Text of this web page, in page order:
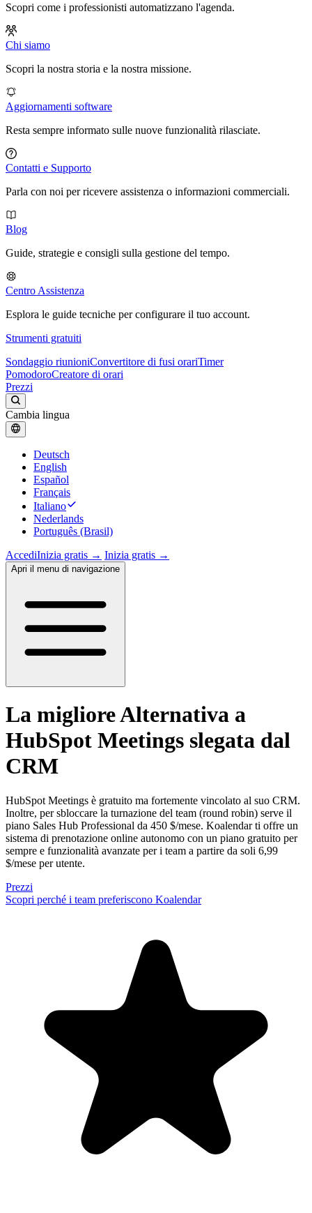
Scopri come i professionisti automatizzano l'agenda.
Chi siamo
Scopri la nostra storia e la nostra missione.
Aggiornamenti software
Resta sempre informato sulle nuove funzionalità rilasciate.
Contatti e Supporto
Parla con noi per ricevere assistenza o informazioni commerciali.
Blog
Guide, strategie e consigli sulla gestione del tempo.
Centro Assistenza
Esplora le guide tecniche per configurare il tuo account.
Strumenti gratuiti
Sondaggio riunioniConvertitore di fusi orariTimer
PomodoroCreatore di orari
Prezzi
Cambia lingua
Deutsch
English
Español
Français
Italiano
Nederlands
Português (Brasil)
AccediInizia gratis → Inizia gratis →
Apri il menu di navigazione
La miglioreAlternativa a
HubSpot Meetings slegata dal
CRM
HubSpot Meetings è gratuito ma fortemente vincolato al suo CRM.
Inoltre, per sbloccare la turnazione del team (round robin) serve il
piano Sales Hub Professional da 450 $/mese. Koalendar ti offre un
sistema di prenotazione online autonomo con un piano gratuito per
sempre e funzionalità avanzate per i team a partire da soli 6,99
$/mese per utente.
Prezzi
Scopri perché i team preferiscono Koalendar